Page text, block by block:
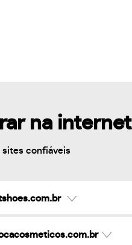
na internet
sites confiáveis